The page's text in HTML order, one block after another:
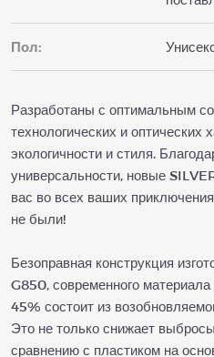
Пол:
Разработаны с оптимальным
технологических и оптических
экологичности и стиля.
универсальности, новые
вас во всех ваших
не были!
Безоправная конструкция
G850, современного
45% состоит из
Это не только снижает
сравнению с пластиком на